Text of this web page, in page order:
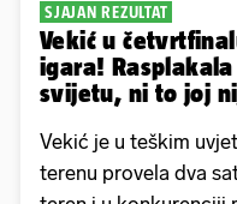
SJAJAN REZULTAT
Vekić u
igara!
svijetu, ni to joj
Vekić je u teškim
terenu provela dva